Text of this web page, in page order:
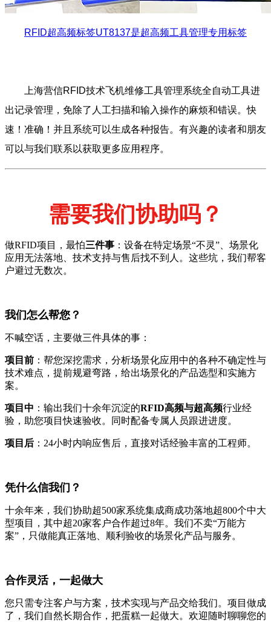
RFID超高频标签UT8137是超高频工具管理专用标签
上海营信RFID技术飞机维修工具管理系统全自动工具进
出记录管理，免除了人工扫描和输入操作的麻烦和错误。快
速！准确！并且系统可以生成各种报告。有兴趣的读者和朋友
可以与我们联系以获取更多应用程序。
需要我们协助吗？
做RFID项目，最怕三件事 ：设备在特定场景“不灵”、场景化
应用无法落地、技术支持与售后找不到人。这些坑，我们帮客
户避过无数次。
我们怎么帮您？
不喊空话，主要做三件具体的事：
项目前 ：帮您深挖需求，分析场景化应用中的各种不确定性与
技术难点，提前规避弯路，给出场景化的产品选型和实施方
案。
项目中 ：输出我们十余年沉淀的RFID高频与超高频行业经
验，助您项目快速验收。同时配备专属人员跟进进度。
项目后 ：24小时内响应售后，直接对话经验丰富的工程师。
凭什么信我们？
十余年来，我们协助超500家系统集成商成功落地超800个中大
型项目，其中超20家客户合作超过8年。我们不卖“万能方
案”，只做能真正落地、顺利验收的场景化产品与服务。
合作灵活，一起做大
您只需专注客户与方案，技术实现与产品交给我们。项目做成
了，我们自然长期合作，把蛋糕一起做大。欢迎随时聊聊您的